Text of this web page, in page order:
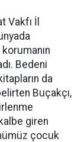
Vakfı İl
Bedeni
da
Buçakçı,
giren
çocuk